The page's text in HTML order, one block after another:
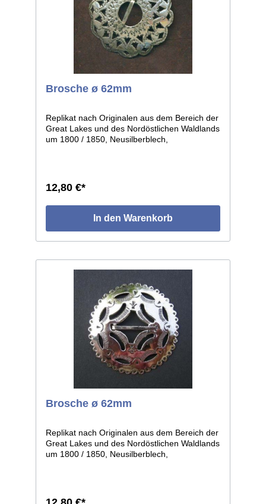
Brosche ø 62mm
Replikat nach Originalen aus dem Bereich der
Great Lakes und des Nordöstlichen Waldlands
um 1800 / 1850, Neusilberblech,
Handarbeit gefertigt. Größe: ø ca.62mm.
12,80 €*
In den Warenkorb
Brosche ø 62mm
Replikat nach Originalen aus dem Bereich der
Great Lakes und des Nordöstlichen Waldlands
um 1800 / 1850, Neusilberblech,
Handarbeit gefertigt. Größe: ø ca.62mm.